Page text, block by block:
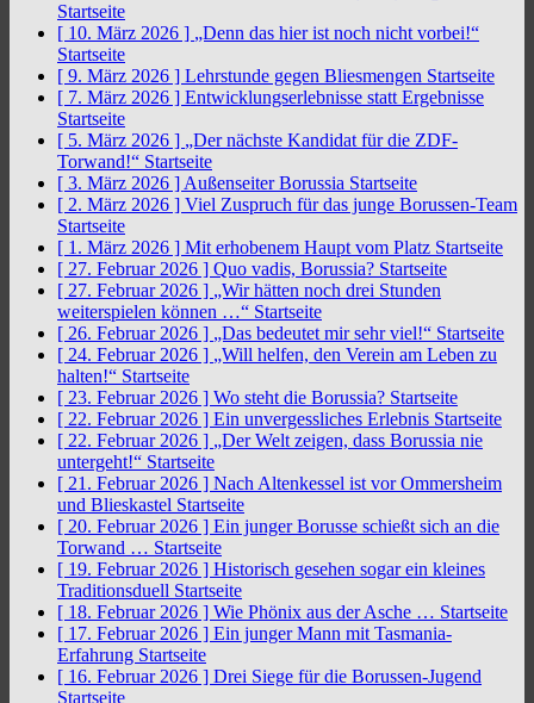
Startseite
[ 10. März 2026 ] „Denn das hier ist noch nicht vorbei!“
Startseite
[ 9. März 2026 ] Lehrstunde gegen Bliesmengen Startseite
[ 7. März 2026 ] Entwicklungserlebnisse statt Ergebnisse
Startseite
[ 5. März 2026 ] „Der nächste Kandidat für die ZDF-
Torwand!“ Startseite
[ 3. März 2026 ] Außenseiter Borussia Startseite
[ 2. März 2026 ] Viel Zuspruch für das junge Borussen-Team
Startseite
[ 1. März 2026 ] Mit erhobenem Haupt vom Platz Startseite
[ 27. Februar 2026 ] Quo vadis, Borussia? Startseite
[ 27. Februar 2026 ] „Wir hätten noch drei Stunden
weiterspielen können …“ Startseite
[ 26. Februar 2026 ] „Das bedeutet mir sehr viel!“ Startseite
[ 24. Februar 2026 ] „Will helfen, den Verein am Leben zu
halten!“ Startseite
[ 23. Februar 2026 ] Wo steht die Borussia? Startseite
[ 22. Februar 2026 ] Ein unvergessliches Erlebnis Startseite
[ 22. Februar 2026 ] „Der Welt zeigen, dass Borussia nie
untergeht!“ Startseite
[ 21. Februar 2026 ] Nach Altenkessel ist vor Ommersheim
und Blieskastel Startseite
[ 20. Februar 2026 ] Ein junger Borusse schießt sich an die
Torwand … Startseite
[ 19. Februar 2026 ] Historisch gesehen sogar ein kleines
Traditionsduell Startseite
[ 18. Februar 2026 ] Wie Phönix aus der Asche … Startseite
[ 17. Februar 2026 ] Ein junger Mann mit Tasmania-
Erfahrung Startseite
[ 16. Februar 2026 ] Drei Siege für die Borussen-Jugend
Startseite